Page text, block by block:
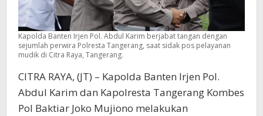
Kapolda Banten Irjen Pol. Abdul Karim berjabat tangan dengan
sejumlah perwira Polresta Tangerang, saat sidak pos pelayanan
mudik di Citra Raya, Tangerang.
CITRA RAYA, (JT) – Kapolda Banten Irjen Pol.
Abdul Karim dan Kapolresta Tangerang Kombes
Pol Baktiar Joko Mujiono melakukan